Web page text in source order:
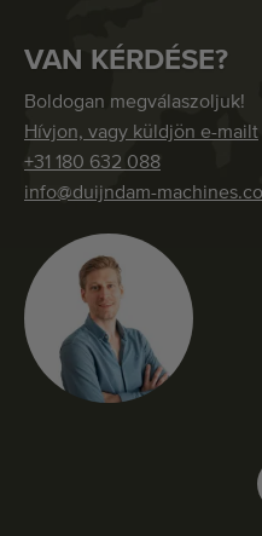
VAN KÉRDÉSE?
Boldogan megválaszoljuk!
Hívjon, vagy küldjön e-mailt
+31 180 632 088
info@duijndam-